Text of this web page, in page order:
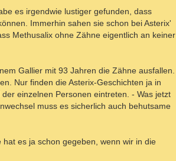
es irgendwie lustiger gefunden, dass
Immerhin sahen sie schon bei Asterix'
Methusalix ohne Zähne eigentlich an keiner
Gallier mit 93 Jahren die Zähne ausfallen.
Nur finden die Asterix-Geschichten ja in
einzelnen Personen eintreten. - Was jetzt
muss es sicherlich auch behutsame
es ja schon gegeben, wenn wir in die